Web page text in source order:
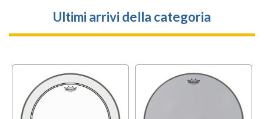
Ultimi arrivi della categoria